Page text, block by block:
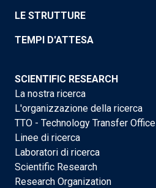
LE STRUTTURE
TEMPI D'ATTESA
SCIENTIFIC RESEARCH
La nostra ricerca
L'organizzazione della ricerca
TTO - Technology Transfer Office
Linee di ricerca
Laboratori di ricerca
Scientific Research
Research Organization